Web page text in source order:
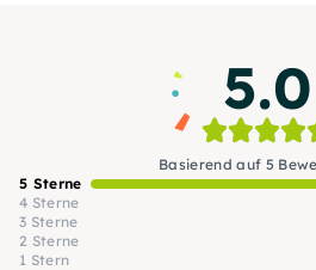
5.0
Basierend auf 5
5 Sterne
4 Sterne
3 Sterne
2 Sterne
1 Stern